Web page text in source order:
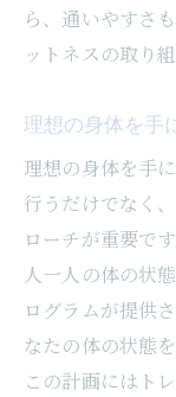
ら、通いやすさ
ットネスの取り
理想の身体を手
理想の身体を手
行うだけでなく
ローチが重要で
人一人の体の状
ログラムが提供
なたの体の状態
この計画にはト